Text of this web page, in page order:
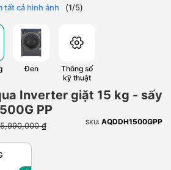
tất cả hình ảnh (1/5)
Đen
Thông số
kỹ thuật
Inverter giặt 15 kg - sấy
PP
₫ SKU: AQDDH1500GPP